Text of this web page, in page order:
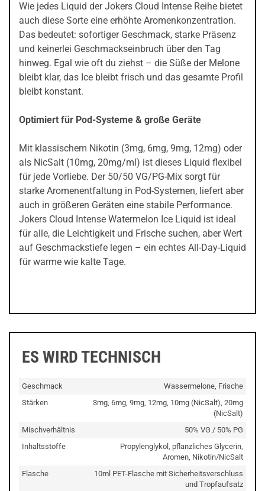
Wie jedes Liquid der Jokers Cloud Intense Reihe bietet
auch diese Sorte eine erhöhte Aromenkonzentration.
Das bedeutet: sofortiger Geschmack, starke Präsenz
und keinerlei Geschmackseinbruch über den Tag
hinweg. Egal wie oft du ziehst – die Süße der Melone
bleibt klar, das Ice bleibt frisch und das gesamte Profil
bleibt konstant.
Optimiert für Pod-Systeme & große Geräte
Mit klassischem Nikotin (3mg, 6mg, 9mg, 12mg) oder
als NicSalt (10mg, 20mg/ml) ist dieses Liquid flexibel
für jede Vorliebe. Der 50/50 VG/PG-Mix sorgt für
starke Aromenentfaltung in Pod-Systemen, liefert aber
auch in größeren Geräten eine stabile Performance.
Jokers Cloud Intense Watermelon Ice Liquid ist ideal
für alle, die Leichtigkeit und Frische suchen, aber Wert
auf Geschmackstiefe legen – ein echtes All-Day-Liquid
für warme wie kalte Tage.
ES WIRD TECHNISCH
Geschmack
Wassermelone, Frische
Stärken
3mg, 6mg, 9mg, 12mg, 10mg (NicSalt), 20mg
(NicSalt)
Mischverhältnis
50% VG / 50% PG
Inhaltsstoffe
Propylenglykol, pflanzliches Glycerin,
Aromen, Nikotin/NicSalt
Flasche
10ml PET-Flasche mit Sicherheitsverschluss
und Tropfaufsatz